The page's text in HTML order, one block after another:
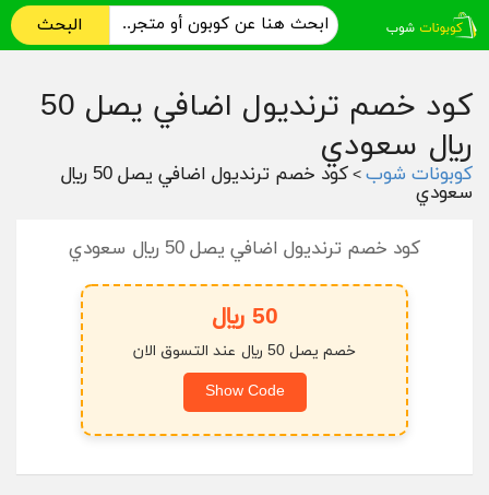
البحث
كود خصم ترنديول اضافي يصل 50
ريال سعودي
كوبونات شوب > كود خصم ترنديول اضافي يصل 50 ريال
سعودي
كود خصم ترنديول اضافي يصل 50 ريال سعودي
50 ريال
خصم يصل 50 ريال عند التسوق الان
Show Code